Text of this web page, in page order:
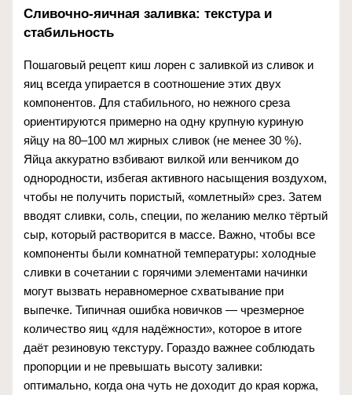
Сливочно-яичная заливка: текстура и
стабильность
Пошаговый рецепт киш лорен с заливкой из сливок и
яиц всегда упирается в соотношение этих двух
компонентов. Для стабильного, но нежного среза
ориентируются примерно на одну крупную куриную
яйцу на 80–100 мл жирных сливок (не менее 30 %).
Яйца аккуратно взбивают вилкой или венчиком до
однородности, избегая активного насыщения воздухом,
чтобы не получить пористый, «омлетный» срез. Затем
вводят сливки, соль, специи, по желанию мелко тёртый
сыр, который растворится в массе. Важно, чтобы все
компоненты были комнатной температуры: холодные
сливки в сочетании с горячими элементами начинки
могут вызвать неравномерное схватывание при
выпечке. Типичная ошибка новичков — чрезмерное
количество яиц «для надёжности», которое в итоге
даёт резиновую текстуру. Гораздо важнее соблюдать
пропорции и не превышать высоту заливки:
оптимально, когда она чуть не доходит до края коржа,